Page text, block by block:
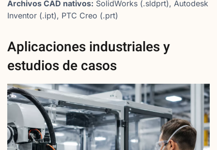
Archivos CAD nativos: SolidWorks (.sldprt), Autodesk
Inventor (.ipt), PTC Creo (.prt)
Aplicaciones industriales y
estudios de casos